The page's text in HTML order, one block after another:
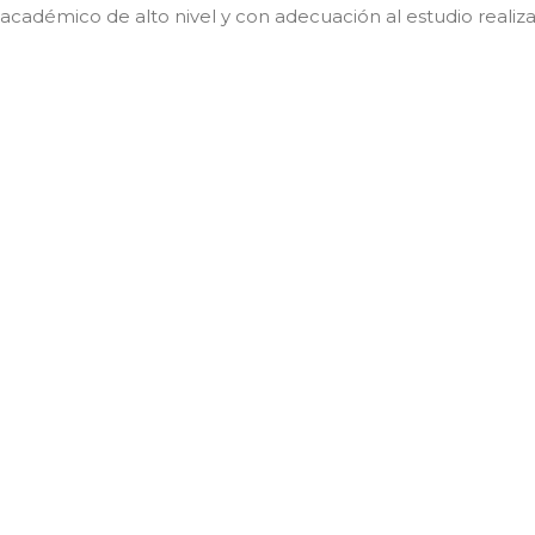
académico de alto nivel y con adecuación al estudio